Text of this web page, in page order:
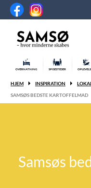
OVERNATNING SPISESTEDER
HJEM INSPIRATION
SAMSØS BEDSTE KARTOFFELMAD
Samsøs